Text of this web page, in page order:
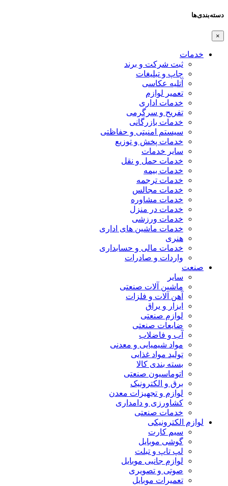
دسته‌بندی‌ها
×
خدمات
ثبت شرکت و برند
چاپ و تبلیغات
آتلیه عکاسی
تعمیر لوازم
خدمات اداری
تفریح و سرگرمی
خدمات بازرگانی
سیستم امنیتی و حفاظتی
خدمات پخش و توزیع
سایر خدمات
خدمات حمل و نقل
خدمات بیمه
خدمات ترجمه
خدمات مجالس
خدمات مشاوره
خدمات در منزل
خدمات ورزشی
خدمات ماشین های اداری
هنری
خدمات مالی و حسابداری
واردات و صادرات
صنعت
سایر
ماشین آلات صنعتی
آهن آلات و فلزات
ابزار و یراق
لوازم صنعتی
ضایعات صنعتی
آب و فاضلاب
مواد شیمیایی و معدنی
تولید مواد غذایی
بسته بندی کالا
اتوماسیون صنعتی
برق و الکترونیک
لوازم و تجهیزات معدن
کشاورزی و دامداری
خدمات صنعتی
لوازم الکترونیکی
سیم کارت
گوشی موبایل
لپ تاپ و تبلت
لوازم جانبی موبایل
صوتی و تصویری
تعمیرات موبایل